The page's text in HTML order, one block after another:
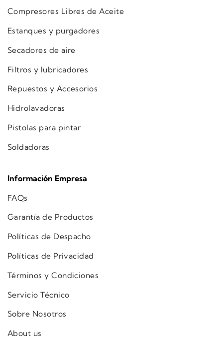
Compresores Libres de Aceite
Estanques y purgadores
Secadores de aire
Filtros y lubricadores
Repuestos y Accesorios
Hidrolavadoras
Pistolas para pintar
Soldadoras
Información Empresa
FAQs
Garantía de Productos
Políticas de Despacho
Políticas de Privacidad
Términos y Condiciones
Servicio Técnico
Sobre Nosotros
About us